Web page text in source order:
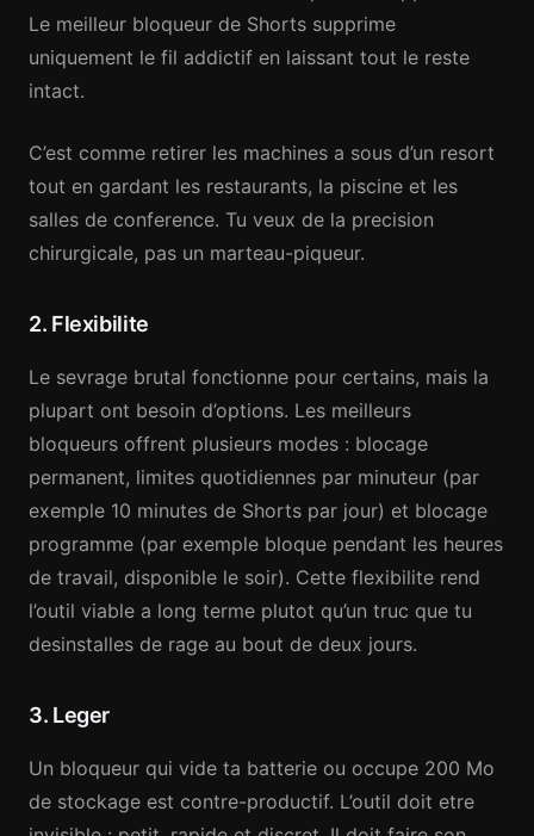
Le meilleur bloqueur de Shorts supprime
uniquement le fil addictif en laissant tout le reste
intact.
C’est comme retirer les machines a sous d’un resort
tout en gardant les restaurants, la piscine et les
salles de conference. Tu veux de la precision
chirurgicale, pas un marteau-piqueur.
2. Flexibilite
Le sevrage brutal fonctionne pour certains, mais la
plupart ont besoin d’options. Les meilleurs
bloqueurs offrent plusieurs modes : blocage
permanent, limites quotidiennes par minuteur (par
exemple 10 minutes de Shorts par jour) et blocage
programme (par exemple bloque pendant les heures
de travail, disponible le soir). Cette flexibilite rend
l’outil viable a long terme plutot qu’un truc que tu
desinstalles de rage au bout de deux jours.
3. Leger
Un bloqueur qui vide ta batterie ou occupe 200 Mo
de stockage est contre-productif. L’outil doit etre